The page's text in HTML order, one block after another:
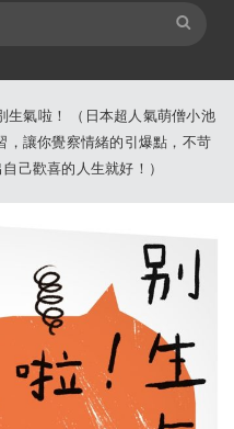
生氣啦！ （日本超人氣萌僧小池
，讓你覺察情緒的引爆點，不苛
己歡喜的人生就好！）